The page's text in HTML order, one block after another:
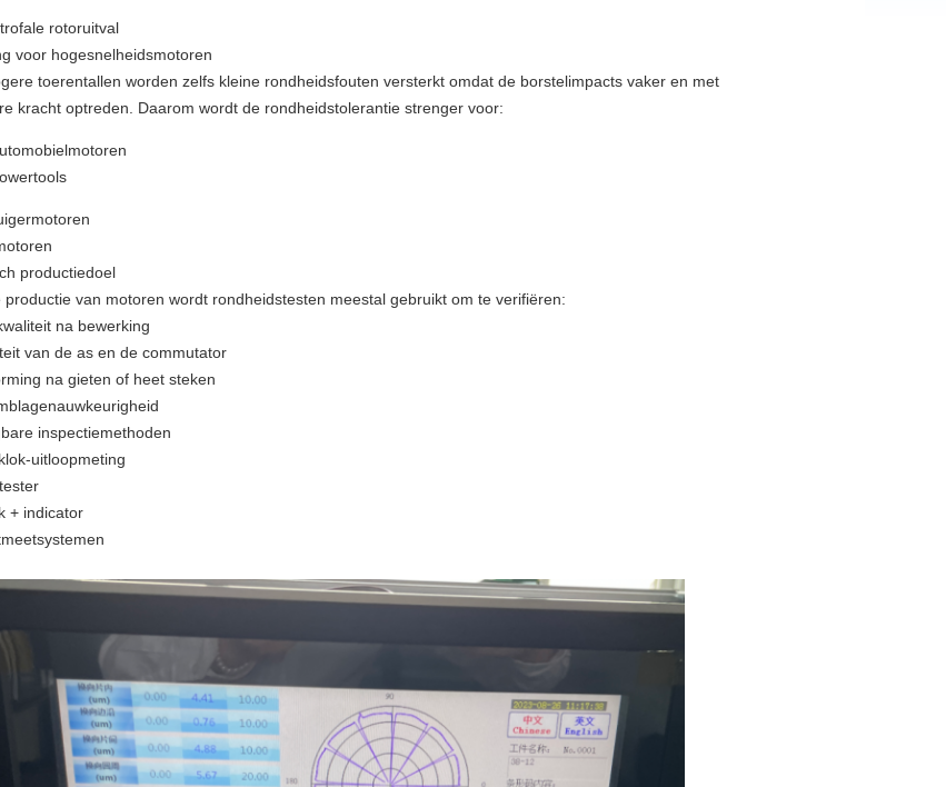
rotoruitval
voor hogesnelheidsmotoren
toerentallen worden zelfs kleine rondheidsfouten versterkt omdat de borstelimpacts vaker en met
kracht optreden. Daarom wordt de rondheidstolerantie strenger voor:
productiedoel
productie van motoren wordt rondheidstesten meestal gebruikt om te verifiëren:
na bewerking
van de as en de commutator
na gieten of heet steken
inspectiemethoden
uitloopmeting
+ indicator